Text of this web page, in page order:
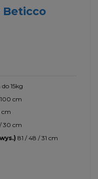
Beticco
15kg
cm
cm
30 cm
81 / 48 / 31 cm